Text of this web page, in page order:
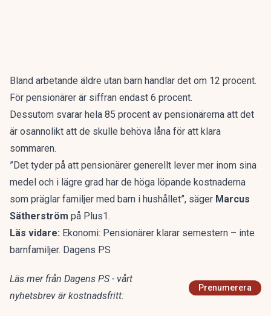
Bland arbetande äldre utan barn handlar det om 12 procent.
För pensionärer är siffran endast 6 procent.
Dessutom svarar hela 85 procent av pensionärerna att det
är osannolikt att de skulle behöva låna för att klara
sommaren.
”Det tyder på att pensionärer generellt lever mer inom sina
medel och i lägre grad har de höga löpande kostnaderna
som präglar familjer med barn i hushållet”, säger Marcus
Sätherström på Plus1.
Läs vidare: Ekonomi: Pensionärer klarar semestern – inte
barnfamiljer. Dagens PS
Läs mer från Dagens PS - vårt
nyhetsbrev är kostnadsfritt:
Prenumerera